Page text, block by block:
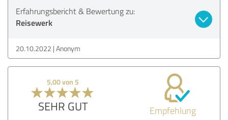
Erfahrungsbericht & Bewertung zu:
Reisewerk
20.10.2022 Anonym
5,00 von 5
SEHR GUT Empfehlung